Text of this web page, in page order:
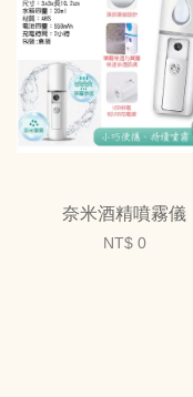
奈米酒精噴霧儀
NT$ 0